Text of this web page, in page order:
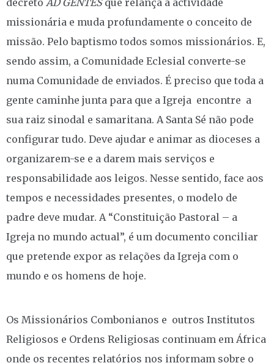
missionária e muda profundamente o conceito de
missão. Pelo baptismo todos somos missionários. E,
sendo assim, a Comunidade Eclesial converte-se
numa Comunidade de enviados. É preciso que toda a
gente caminhe junta para que a Igreja encontre a
sua raiz sinodal e samaritana. A Santa Sé não pode
configurar tudo. Deve ajudar e animar as dioceses a
organizarem-se e a darem mais serviços e
responsabilidade aos leigos. Nesse sentido, face aos
tempos e necessidades presentes, o modelo de
padre deve mudar. A “Constituição Pastoral – a
Igreja no mundo actual”, é um documento conciliar
que pretende expor as relações da Igreja com o
mundo e os homens de hoje.
Os Missionários Combonianos e outros Institutos
Religiosos e Ordens Religiosas continuam em África
onde os recentes relatórios nos informam sobre o